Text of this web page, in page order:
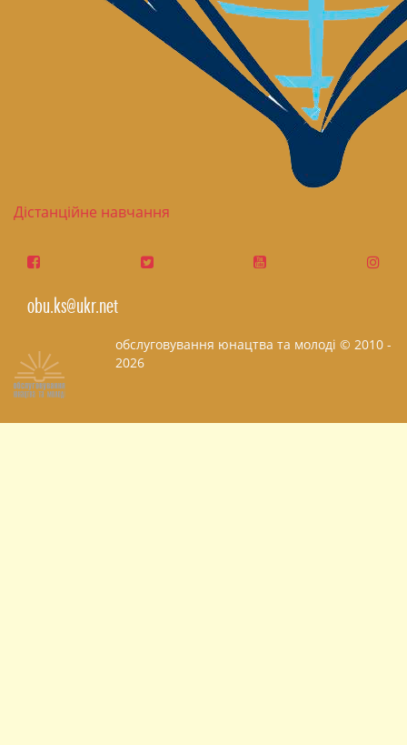
Дістанційне навчання
obu.ks@ukr.net
обслуговування юнацтва та молоді © 2010 -
2026